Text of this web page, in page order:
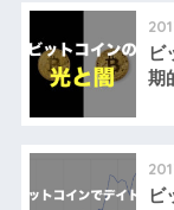
ビ
期
ビ